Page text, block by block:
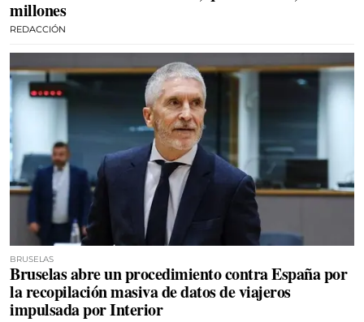
millones
REDACCIÓN
BRUSELAS
Bruselas abre un procedimiento contra España por
la recopilación masiva de datos de viajeros
impulsada por Interior